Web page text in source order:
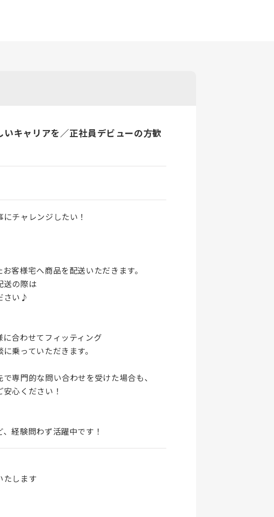
いキャリアを／正社員デビューの方歓
チャレンジしたい！
客様宅へ商品を配送いただきます。
送の際は
さい♪
合わせてフィッティング
乗っていただきます。
専門的な問い合わせを受けた場合も、
心ください！
経験問わず活躍中です！
たします